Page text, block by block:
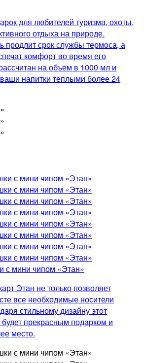
для любителей туризма, охоты,
отдыха на природе.
срок службы термоса, а
комфорт во время его
на объем в 1000 мл и
напитки теплыми более 24
с мини чипом «Этан»
Этан не только позволяет
все необходимые носители
стильному дизайну этот
прекрасным подарком и
место.